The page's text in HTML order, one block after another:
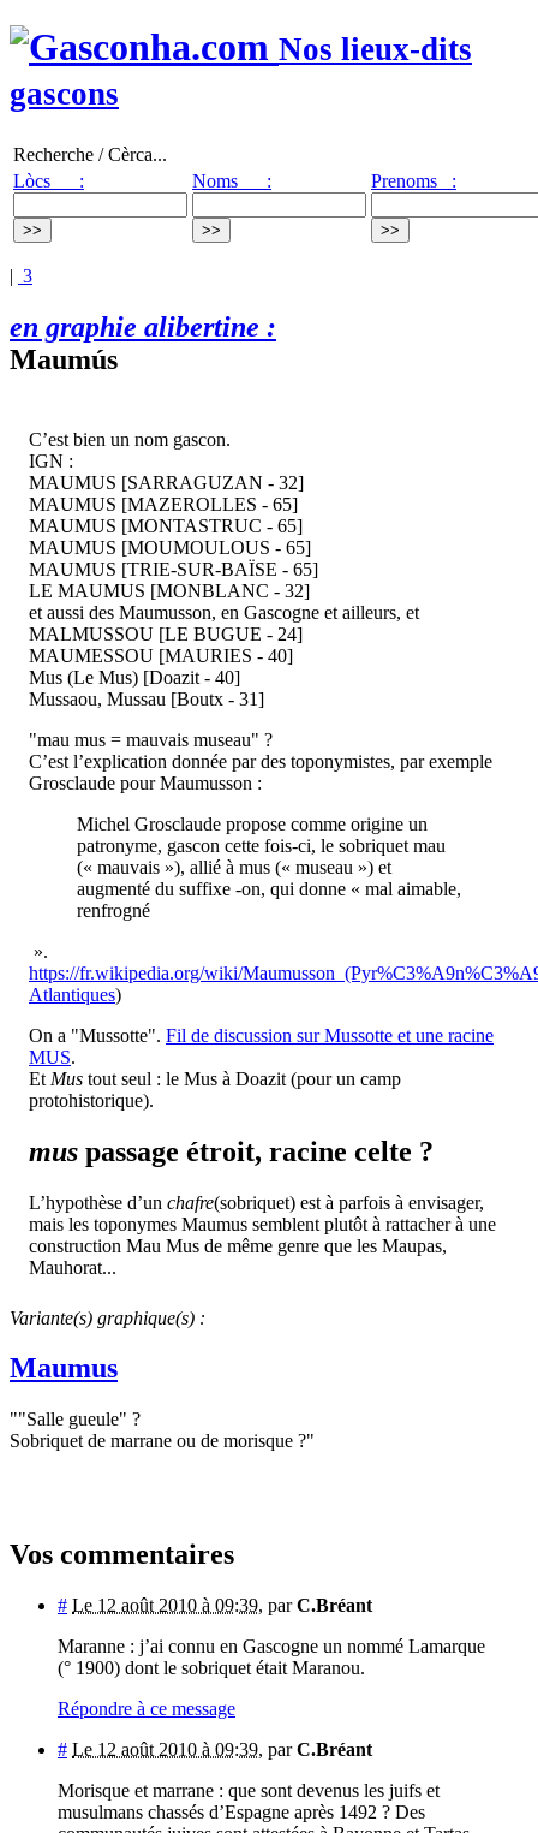
Nos lieux-dits
gascons
Recherche / Cèrca...
Lòcs :
Noms : Prenoms :
| 3
en graphie alibertine :
Maumús
C’est bien un nom gascon.
IGN :
MAUMUS [SARRAGUZAN - 32]
MAUMUS [MAZEROLLES - 65]
MAUMUS [MONTASTRUC - 65]
MAUMUS [MOUMOULOUS - 65]
MAUMUS [TRIE-SUR-BAÏSE - 65]
LE MAUMUS [MONBLANC - 32]
et aussi des Maumusson, en Gascogne et ailleurs, et
MALMUSSOU [LE BUGUE - 24]
MAUMESSOU [MAURIES - 40]
Mus (Le Mus) [Doazit - 40]
Mussaou, Mussau [Boutx - 31]
"mau mus = mauvais museau" ?
C’est l’explication donnée par des toponymistes, par exemple
Grosclaude pour Maumusson :
Michel Grosclaude propose comme origine un
patronyme, gascon cette fois-ci, le sobriquet mau
(« mauvais »), allié à mus (« museau ») et
augmenté du suffixe -on, qui donne « mal aimable,
renfrogné
».
https://fr.wikipedia.org/wiki/
Atlantiques)
On a "Mussotte". Fil de discussion sur Mussotte et une racine
MUS.
Et Mus tout seul : le Mus à Doazit (pour un camp
protohistorique).
mus passage étroit, racine celte ?
L’hypothèse d’un chafre(sobriquet) est à parfois à envisager,
mais les toponymes Maumus semblent plutôt à rattacher à une
construction Mau Mus de même genre que les Maupas,
Mauhorat...
Variante(s) graphique(s) :
Maumus
""Salle gueule" ?
Sobriquet de marrane ou de morisque ?"
Vos commentaires
# Le 12 août 2010 à 09:39, parC.Bréant
Maranne : j’ai connu en Gascogne un nommé Lamarque
(° 1900) dont le sobriquet était Maranou.
Répondre à ce message
# Le 12 août 2010 à 09:39, parC.Bréant
Morisque et marrane : que sont devenus les juifs et
musulmans chassés d’Espagne après 1492 ? Des